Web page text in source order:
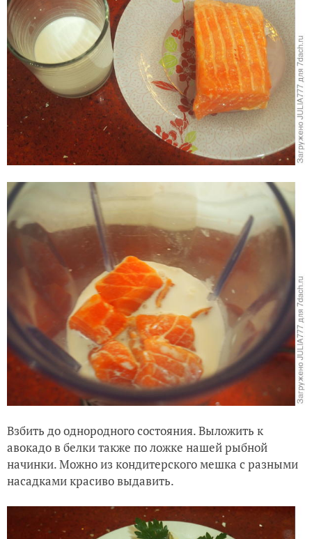
Взбить до однородного состояния. Выложить к
авокадо в белки также по ложке нашей рыбной
начинки. Можно из кондитерского мешка с разными
насадками красиво выдавить.